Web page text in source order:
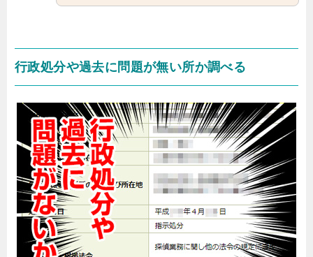
行政処分や過去に問題が無い所か調べる